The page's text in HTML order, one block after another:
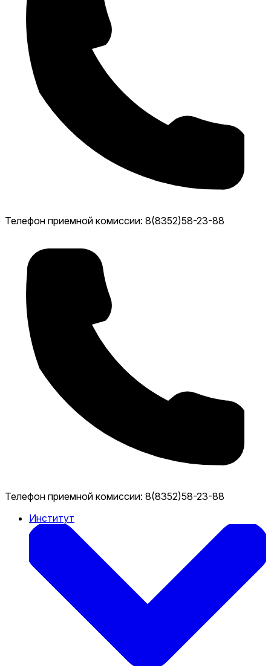
Телефон приемной комиссии: 8(8352)58-23-88
Телефон приемной комиссии: 8(8352)58-23-88
Институт